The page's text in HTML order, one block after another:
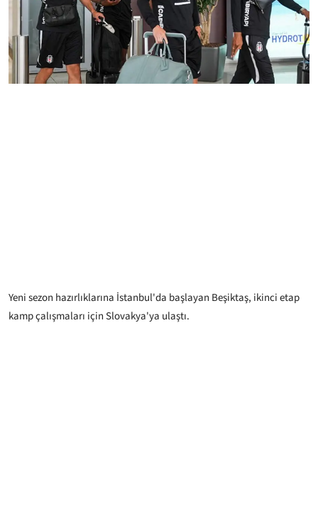
Yeni sezon hazırlıklarına İstanbul'da başlayan Beşiktaş, ikinci etap
kamp çalışmaları için Slovakya'ya ulaştı.